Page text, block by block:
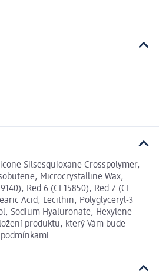
Silsesquioxane Crosspolymer,
Microcrystalline Wax,
Red 6 (CI 15850), Red 7 (CI
Acid, Lecithin, Polyglyceryl-3
Sodium Hyaluronate, Hexylene
produktu, který Vám bude